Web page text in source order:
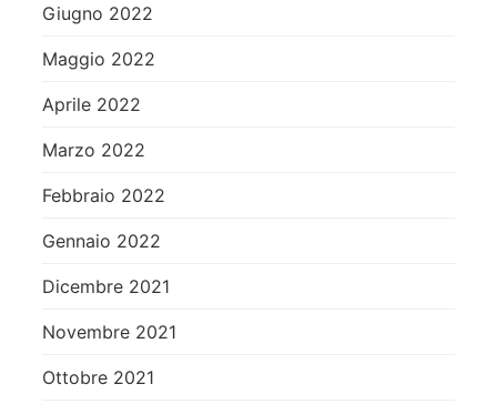
Giugno 2022
Maggio 2022
Aprile 2022
Marzo 2022
Febbraio 2022
Gennaio 2022
Dicembre 2021
Novembre 2021
Ottobre 2021